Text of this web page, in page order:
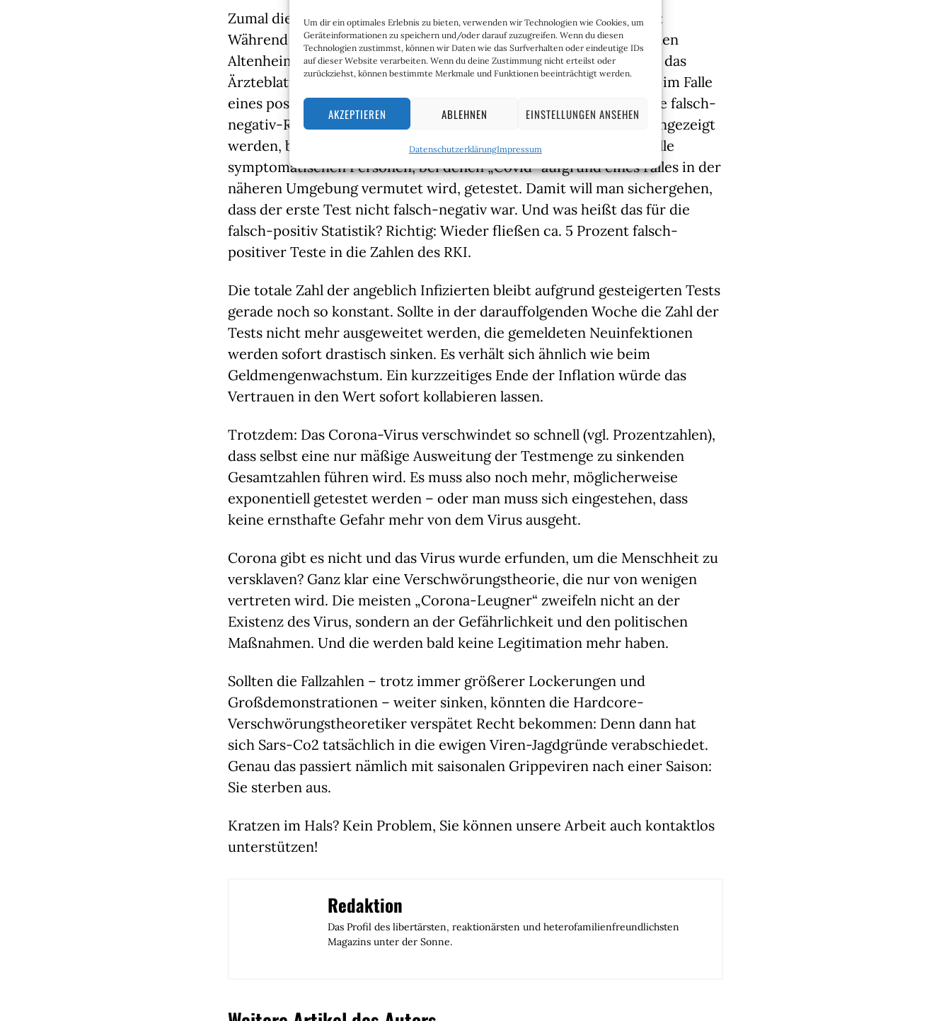
Um dir ein optimales Erlebnis zu bieten, verwenden wir Technologien wie Cookies, um
Geräteinformationen zu speichern und/oder darauf zuzugreifen. Wenn du diesen
Technologien zustimmst, können wir Daten wie das Surfverhalten oder eindeutige IDs
auf dieser Website verarbeiten. Wenn du deine Zustimmung nicht erteilst oder
zurückziehst, können bestimmte Merkmale und Funktionen beeinträchtigt werden.
AKZEPTIEREN ABLEHNEN EINSTELLUNGEN ANSEHEN
DatenschutzerklärungImpressum
Zumal die Falsch-Positiv-Rate enormen Unterschieden unterliegt:
Während man in Haushaltspraxen von ca. 3 Prozent ausgeht, können
Altenheime eine falsch-positiv-Rate von 5 Prozent aufweisen, wie das
Ärzteblatt anhand eines (!) Tests festhielt. Gleichzeitig müsse man im Falle
eines positiven Befundes immer ein zweites Mal nachtesten, da die falsch-
negativ-Rate, also derer, die fälschlicherweise als nicht-infiziert angezeigt
werden, bei 20 (!) Prozent liegt. Also werden entweder alle, oder alle
symptomatischen Personen, bei denen „Covid“ aufgrund eines Falles in der
näheren Umgebung vermutet wird, getestet. Damit will man sichergehen,
dass der erste Test nicht falsch-negativ war. Und was heißt das für die
falsch-positiv Statistik? Richtig: Wieder fließen ca. 5 Prozent falsch-
positiver Teste in die Zahlen des RKI.
Die totale Zahl der angeblich Infizierten bleibt aufgrund gesteigerten Tests
gerade noch so konstant. Sollte in der darauffolgenden Woche die Zahl der
Tests nicht mehr ausgeweitet werden, die gemeldeten Neuinfektionen
werden sofort drastisch sinken. Es verhält sich ähnlich wie beim
Geldmengenwachstum. Ein kurzzeitiges Ende der Inflation würde das
Vertrauen in den Wert sofort kollabieren lassen.
Trotzdem: Das Corona-Virus verschwindet so schnell (vgl. Prozentzahlen),
dass selbst eine nur mäßige Ausweitung der Testmenge zu sinkenden
Gesamtzahlen führen wird. Es muss also noch mehr, möglicherweise
exponentiell getestet werden – oder man muss sich eingestehen, dass
keine ernsthafte Gefahr mehr von dem Virus ausgeht.
Corona gibt es nicht und das Virus wurde erfunden, um die Menschheit zu
versklaven? Ganz klar eine Verschwörungstheorie, die nur von wenigen
vertreten wird. Die meisten „Corona-Leugner“ zweifeln nicht an der
Existenz des Virus, sondern an der Gefährlichkeit und den politischen
Maßnahmen. Und die werden bald keine Legitimation mehr haben.
Sollten die Fallzahlen – trotz immer größerer Lockerungen und
Großdemonstrationen – weiter sinken, könnten die Hardcore-
Verschwörungstheoretiker verspätet Recht bekommen: Denn dann hat
sich Sars-Co2 tatsächlich in die ewigen Viren-Jagdgründe verabschiedet.
Genau das passiert nämlich mit saisonalen Grippeviren nach einer Saison:
Sie sterben aus.
Kratzen im Hals? Kein Problem, Sie können unsere Arbeit auch kontaktlos
unterstützen!
Redaktion
Das Profil des libertärsten, reaktionärsten und heterofamilienfreundlichsten
Magazins unter der Sonne.